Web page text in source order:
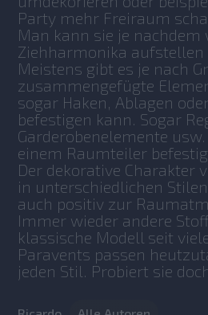
Party mehr Freiraum
Man kann sie je nachdem
Ziehharmonika aufstellen
Meistens gibt es je nach
zusammengefügte
sogar Haken, Ablagen
befestigen kann. Sogar
Garderobenelemente
einem Raumteiler
Der dekorative Charakter
in unterschiedlichen
auch positiv zur
Immer wieder andere
klassische Modell seit
Paravents passen
jeden Stil. Probiert sie